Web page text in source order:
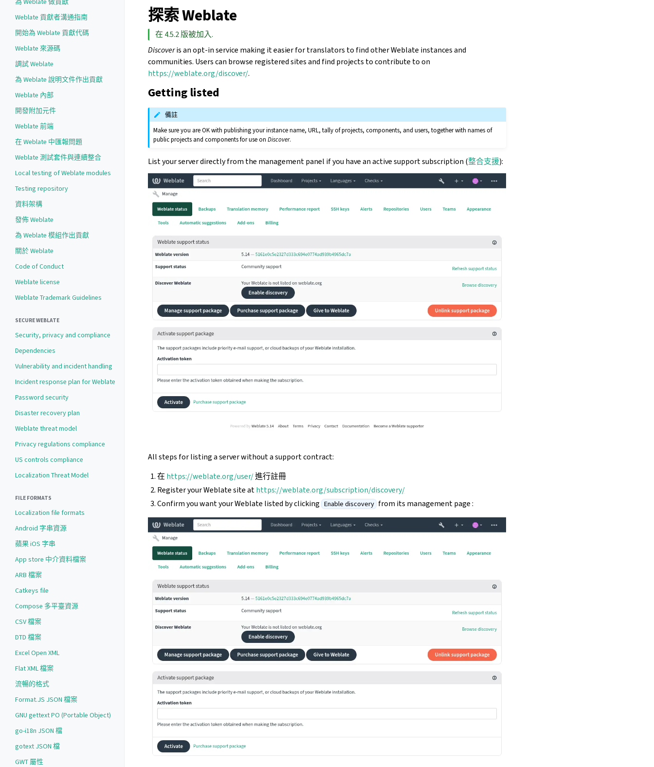
Weblate 貢獻者溝通指南
開始為 Weblate 貢獻代碼
Weblate 來源碼
調試 Weblate
為 Weblate 說明文件作出貢獻
Weblate 內部
開發附加元件
Weblate 前端
在 Weblate 中匯報問題
Weblate 測試套件與連續整合
Local testing of Weblate modules
Testing repository
資料架構
發佈 Weblate
為 Weblate 模組作出貢獻
關於 Weblate
Code of Conduct
Weblate license
Weblate Trademark Guidelines
SECURE WEBLATE
Security, privacy and compliance
Dependencies
Vulnerability and incident handling
Incident response plan for Weblate
Password security
Disaster recovery plan
Weblate threat model
Privacy regulations compliance
US controls compliance
Localization Threat Model
FILE FORMATS
Localization file formats
Android 字串資源
蘋果 iOS 字串
App store 中介資料檔案
ARB 檔案
Catkeys file
Compose 多平臺資源
CSV 檔案
DTD 檔案
Excel Open XML
Flat XML 檔案
流暢的格式
Format.JS JSON 檔案
GNU gettext PO (Portable Object)
go-i18n JSON 檔
gotext JSON 檔
GWT 屬性
探索 Weblate
在 4.5.2 版被加入.
Discoveris an opt-in service making it easier for translators to find other Weblate instances and
communities. Users can browse registered sites and find projects to contribute to on
https://weblate.org/discover/.
Getting listed
備註
Make sure you are OK with publishing your instance name, URL, tally of projects, components, and users, together with names of
public projects and components for use onDiscover.
List your server directly from the management panel if you have an active support subscription (整合支援):
All steps for listing a server without a support contract:
在 https://weblate.org/user/進行註冊
Register your Weblate site athttps://weblate.org/subscription/discovery/
Confirm you want your Weblate listed by clicking Enable discovery from its management page :